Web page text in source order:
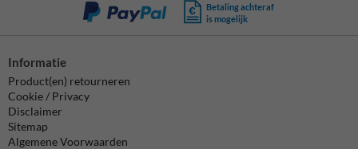
Betaling achteraf
is mogelijk
Informatie
Product(en) retourneren
Cookie / Privacy
Disclaimer
Sitemap
Algemene Voorwaarden